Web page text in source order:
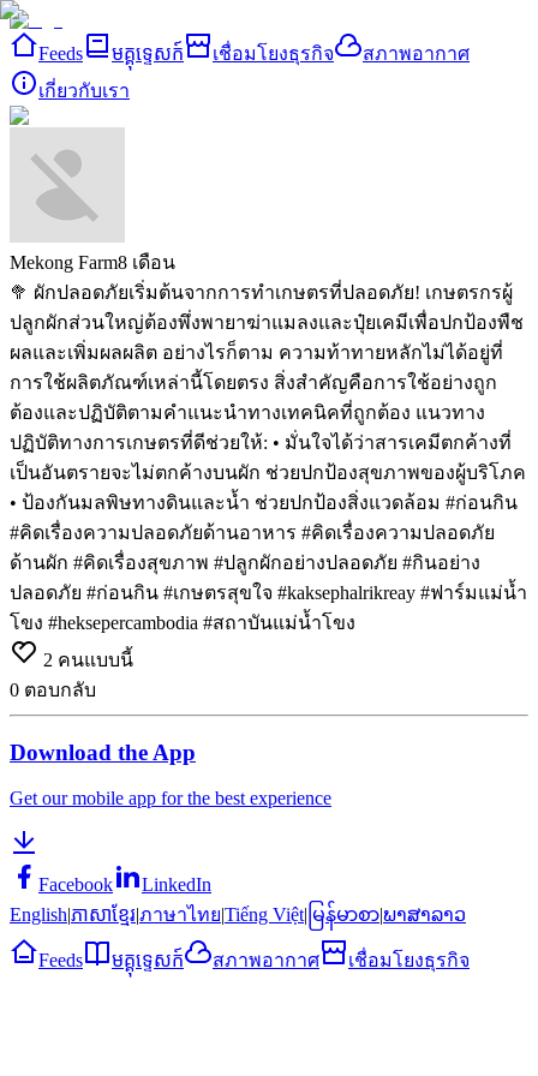
Feeds មគ្គុទ្ទេសក៍ เชื่อมโยงธุรกิจ
สภาพอากาศ
เกี่ยวกับเรา
Mekong Farm8 เดือน
🥦 ผักปลอดภัยเริ่มต้นจากการทำเกษตรที่ปลอดภัย! เกษตรกรผู้
ปลูกผักส่วนใหญ่ต้องพึ่งพายาฆ่าแมลงและปุ๋ยเคมีเพื่อปกป้องพืช
ผลและเพิ่มผลผลิต อย่างไรก็ตาม ความท้าทายหลักไม่ได้อยู่ที่
การใช้ผลิตภัณฑ์เหล่านี้โดยตรง สิ่งสำคัญคือการใช้อย่างถูก
ต้องและปฏิบัติตามคำแนะนำทางเทคนิคที่ถูกต้อง แนวทาง
ปฏิบัติทางการเกษตรที่ดีช่วยให้: • มั่นใจได้ว่าสารเคมีตกค้างที่
เป็นอันตรายจะไม่ตกค้างบนผัก ช่วยปกป้องสุขภาพของผู้บริโภค
• ป้องกันมลพิษทางดินและน้ำ ช่วยปกป้องสิ่งแวดล้อม #ก่อนกิน
#คิดเรื่องความปลอดภัยด้านอาหาร #คิดเรื่องความปลอดภัย
ด้านผัก #คิดเรื่องสุขภาพ #ปลูกผักอย่างปลอดภัย #กินอย่าง
ปลอดภัย #ก่อนกิน #เกษตรสุขใจ #kaksephalrikreay #ฟาร์มแม่น้ำ
โขง #heksepercambodia #สถาบันแม่น้ำโขง
2 คนแบบนี้
0 ตอบกลับ
Download the App
Get our mobile app for the best experience
Facebook
LinkedIn
English|ភាសាខ្មែរ|ภาษาไทย|Tiếng Việt| မြန်မာစာ|ພາສາລາວ
Feeds មគ្គុទ្ទេសក៍ สภาพอากาศ เชื่อมโยงธุรกิจ